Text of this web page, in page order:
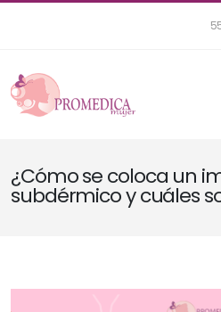
¿Cómo se coloca un
subdérmico y cuáles